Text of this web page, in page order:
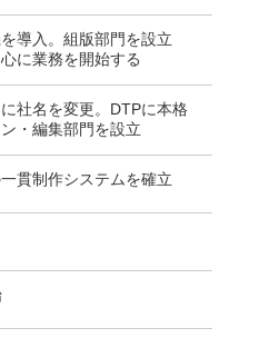
導入。組版部門を設立
に業務を開始する
社名を変更。DTPに本格
・編集部門を設立
貫制作システムを確立